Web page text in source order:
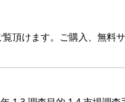
頂けます。ご購入、無料